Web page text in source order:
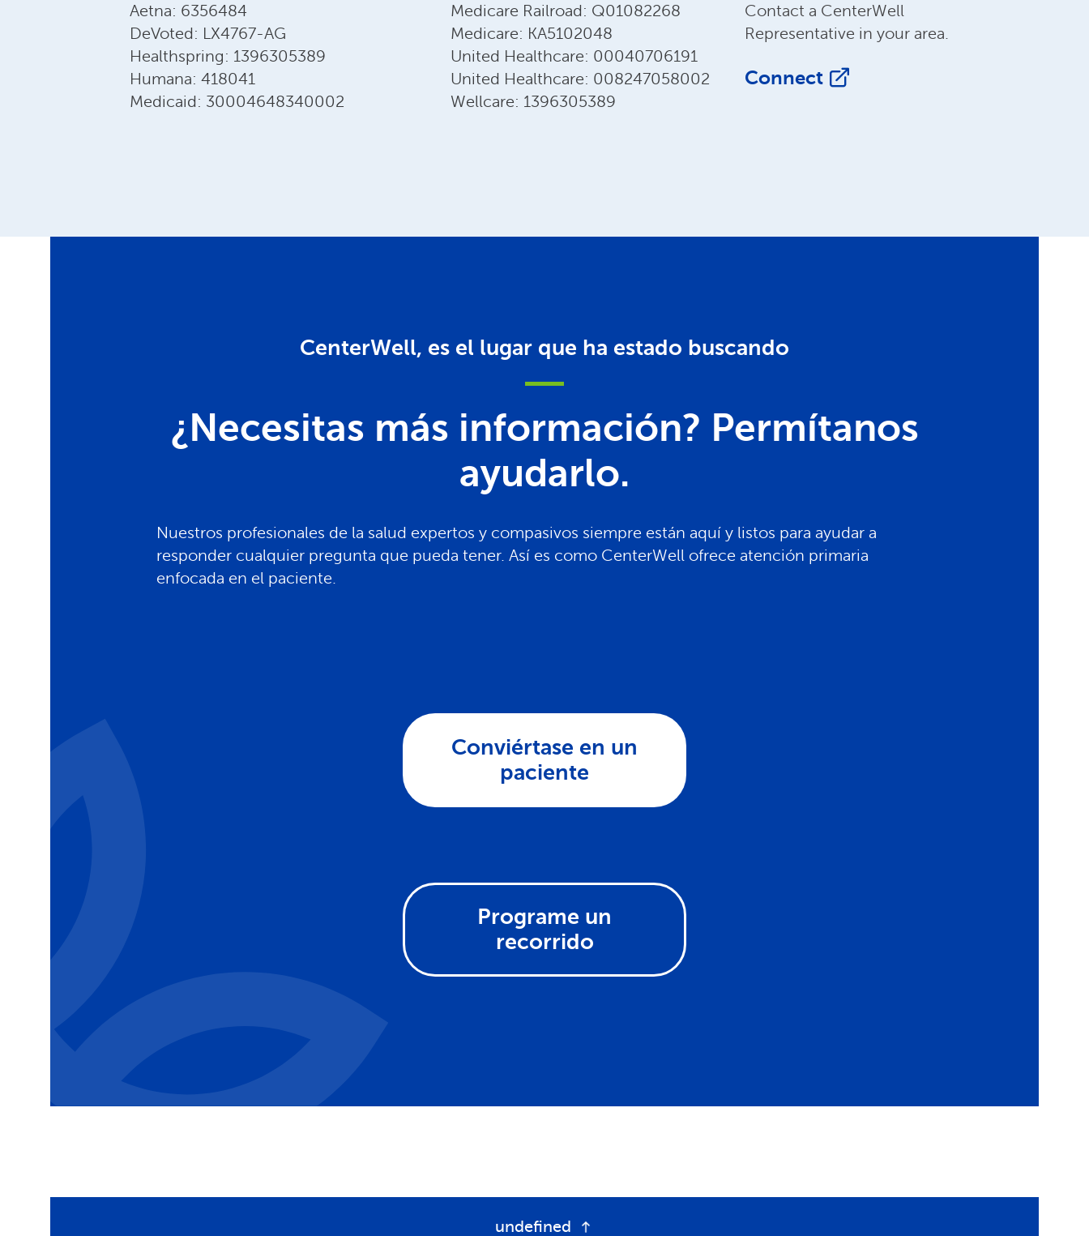
Aetna: 6356484
DeVoted: LX4767-AG
Healthspring: 1396305389
Humana: 418041
Medicaid: 30004648340002
Medicare Railroad: Q01082268
Medicare: KA5102048
United Healthcare: 00040706191
United Healthcare: 008247058002
Wellcare: 1396305389
Contact a CenterWell
Representative in your area.
Connect
CenterWell, es el lugar que ha estado buscando
¿Necesitas más información? Permítanos
ayudarlo.
Nuestros profesionales de la salud expertos y compasivos siempre están aquí y listos para ayudar a
responder cualquier pregunta que pueda tener. Así es como CenterWell ofrece atención primaria
enfocada en el paciente.
Conviértase en un
paciente
Programe un
recorrido
undefined